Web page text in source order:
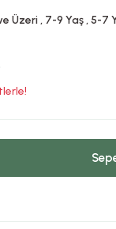
Üzeri, 7-9 Yaş,5-7